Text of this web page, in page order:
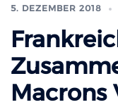
5. DEZEMBER 2018
Macrons